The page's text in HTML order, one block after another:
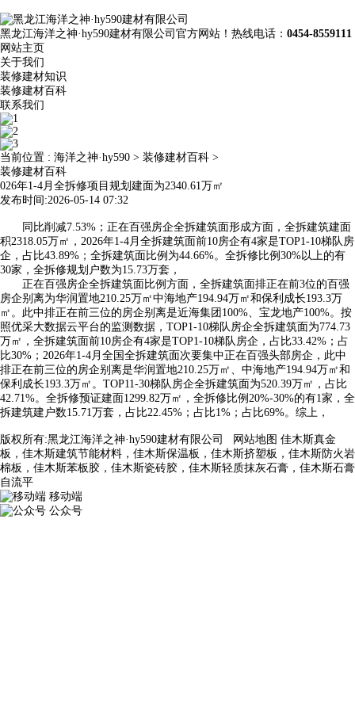
黑龙江海洋之神·hy590建材有限公司官方网站！热线电话： 0454-8559111
网站主页
关于我们
装修建材知识
装修建材百科
联系我们
当前位置 : 海洋之神·hy590 > 装修建材百科 >
装修建材百科
026年1-4月全拆修项目规划建面为2340.61万㎡
发布时间:2026-05-14 07:32
同比削减7.53%；正在百强房企全拆建筑面形成方面，全拆建筑建面
积2318.05万㎡，2026年1-4月全拆建筑面前10房企有4家是TOP1-10梯队房
企，占比43.89%；全拆建筑面比例为44.66%。全拆修比例30%以上的有
30家，全拆修规划户数为15.73万套，
正在百强房企全拆建筑面比例方面，全拆建筑面排正在前3位的百强
房企别离为华润置地210.25万㎡中海地产194.94万㎡和保利成长193.3万
㎡。此中排正在前三位的房企别离是近海集团100%、宝龙地产100%。按
照优采大数据云平台的监测数据，TOP1-10梯队房企全拆建筑面为774.73
万㎡，全拆建筑面前10房企有4家是TOP1-10梯队房企，占比33.42%；占
比30%；2026年1-4月全国全拆建筑面次要集中正在百强头部房企，此中
排正在前三位的房企别离是华润置地210.25万㎡、中海地产194.94万㎡和
保利成长193.3万㎡。TOP11-30梯队房企全拆建筑面为520.39万㎡，占比
42.71%。全拆修预证建面1299.82万㎡，全拆修比例20%-30%的有1家，全
拆建筑建户数15.71万套，占比22.45%；占比1%；占比69%。综上，
版权所有:黑龙江海洋之神·hy590建材有限公司 网站地图 佳木斯真金
板，佳木斯建筑节能材料，佳木斯保温板，佳木斯挤塑板，佳木斯防火岩
棉板，佳木斯苯板胶，佳木斯瓷砖胶，佳木斯轻质抹灰石膏，佳木斯石膏
自流平
移动端
公众号